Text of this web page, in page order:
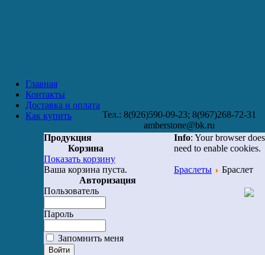
Главная
Контакты
Доставка и оплата
Как купить
Тел.: 8(926)590-09-23; 8(967)268-72-31
amberstone@bk.ru
Продукция
Корзина
Показать корзину
Ваша корзина пуста.
Авторизация
Пользователь
Пароль
Запомнить меня
Info: Your browser
need to enable cookies.
Браслеты Браслет